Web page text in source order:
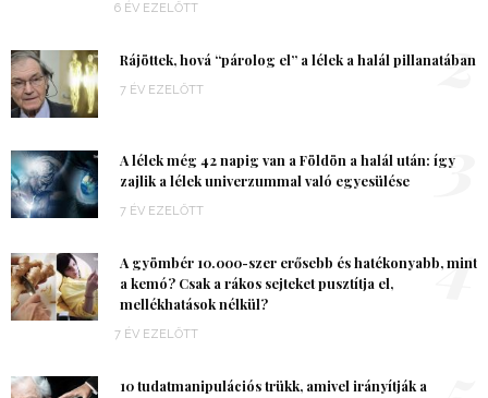
6 ÉV EZELŐTT
Rájöttek, hová “párolog el” a lélek a halál pillanatában
7 ÉV EZELŐTT 2
A lélek még 42 napig van a Földön a halál után: így
zajlik a lélek univerzummal való egyesülése
7 ÉV EZELŐTT
3
A gyömbér 10.000-szer erősebb és hatékonyabb, mint
a kemó? Csak a rákos sejteket pusztítja el,
mellékhatások nélkül?
7 ÉV EZELŐTT
4
10 tudatmanipulációs trükk, amivel irányítják a